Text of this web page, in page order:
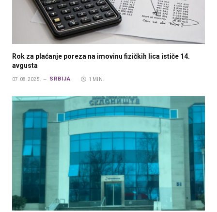
Rok za plaćanje poreza na imovinu fizičkih lica ističe 14.
avgusta
07.08.2025. SRBIJA 1 MIN.